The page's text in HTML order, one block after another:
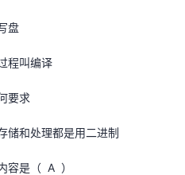
盘
程叫编译
要求
和处理都是用二进制
是（ A ）